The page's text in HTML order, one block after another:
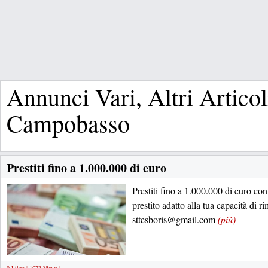
Annunci Vari, Altri
Campobasso
Prestiti fino a 1.000.000 di euro
Prestiti fino a 1.000.000 di euro
prestito adatto alla tua capacità di
sttesboris@gmail.com(più)